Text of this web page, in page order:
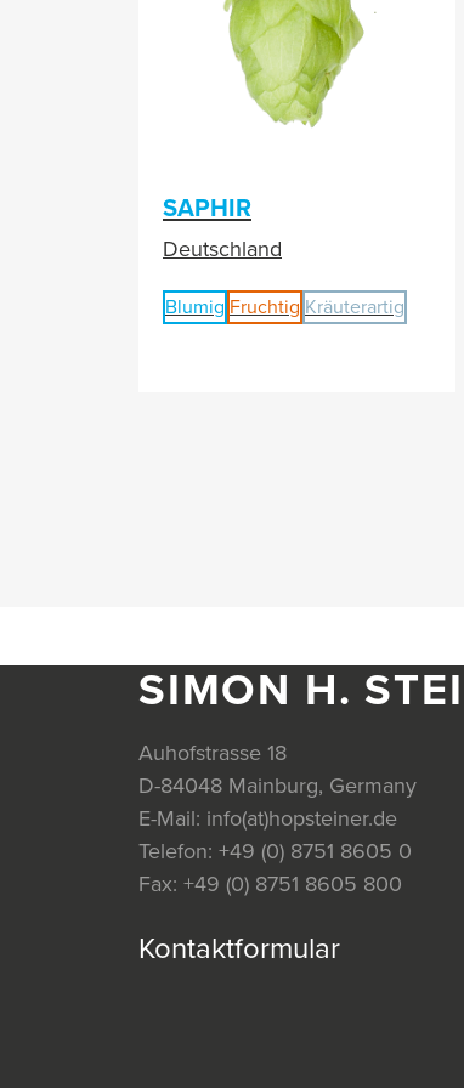
SAPHIR
Deutschland
Blumig Fruchtig Kräuterartig
SIMON H.
Auhofstrasse 18
D-84048 Mainburg, Germany
E-Mail: info(at)hopsteiner.de
Telefon: +49 (0) 8751 8605 0
Fax: +49 (0) 8751 8605 800
Kontaktformular